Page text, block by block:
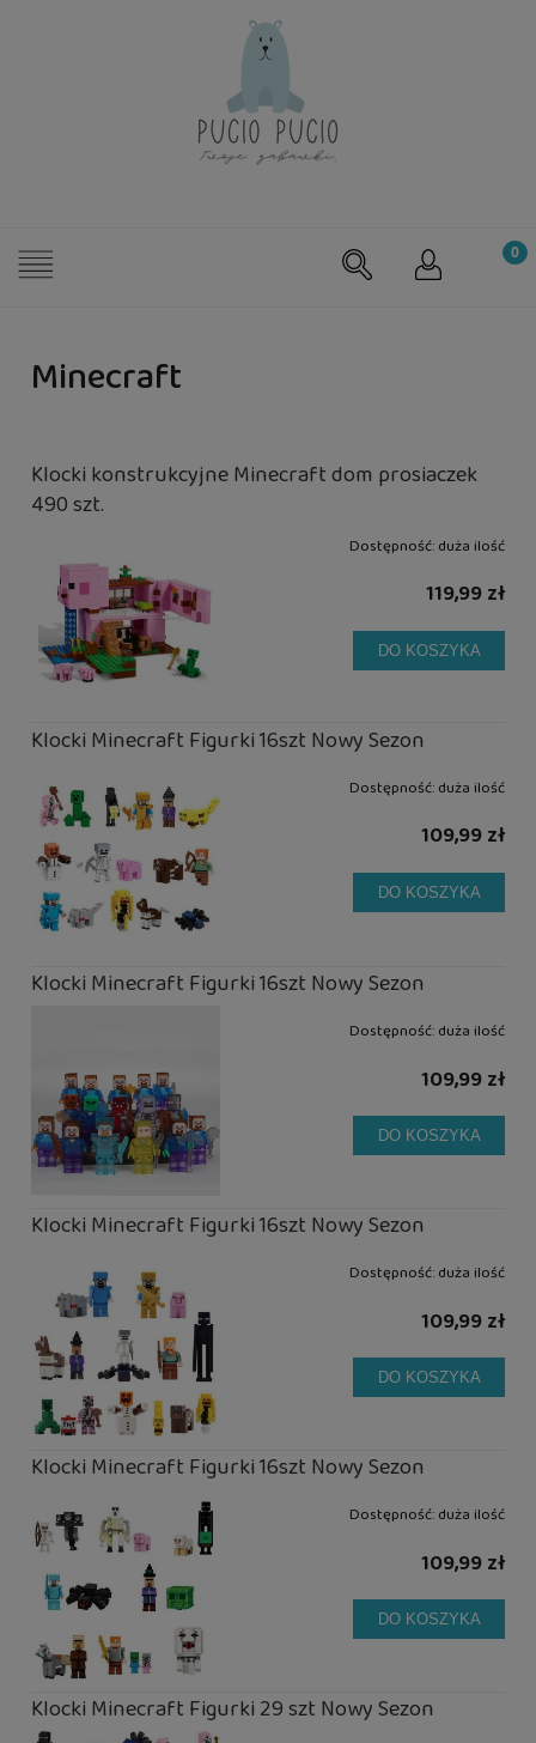
Minecraft
Klocki konstrukcyjne Minecraft dom prosiaczek
490 szt.
Dostępność:duża ilość
119,99 zł
DO KOSZYKA
Klocki Minecraft Figurki 16szt Nowy Sezon
Dostępność:duża ilość
109,99 zł
DO KOSZYKA
Klocki Minecraft Figurki 16szt Nowy Sezon
Dostępność:duża ilość
109,99 zł
DO KOSZYKA
Klocki Minecraft Figurki 16szt Nowy Sezon
Dostępność:duża ilość
109,99 zł
DO KOSZYKA
Klocki Minecraft Figurki 16szt Nowy Sezon
Dostępność:duża ilość
109,99 zł
DO KOSZYKA
Klocki Minecraft Figurki 29 szt Nowy Sezon